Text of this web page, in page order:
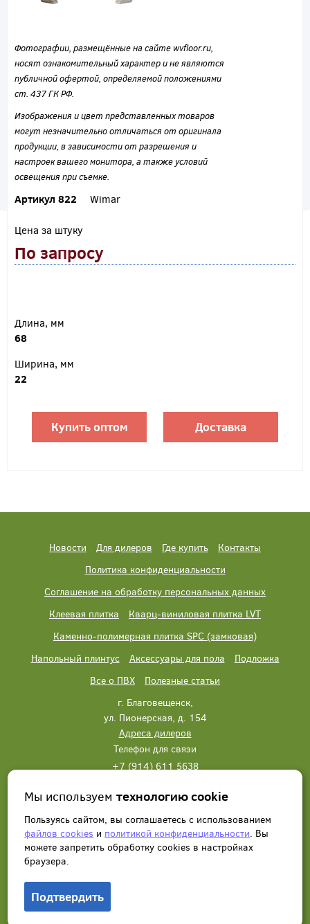
Фотографии, размещённые на сайте wvfloor.ru,
носят ознакомительный характер и не являются
публичной офертой, определяемой положениями
ст. 437 ГК РФ.
Изображения и цвет представленных товаров
могут незначительно отличаться от оригинала
продукции, в зависимости от разрешения и
настроек вашего монитора, а также условий
освещения при съемке.
Артикул 822 Wimar
Цена за штуку
По запросу
Длина, мм
68
Ширина, мм
22
Купить оптом Доставка
Новости Для дилеров Где купить
Контакты
Политика конфиденциальности
Соглашение на обработку персональных данных
Клеевая плитка
Кварц-виниловая плитка LVT
Каменно-полимерная плитка SPC (замковая)
Напольный плинтус
Аксессуары для пола
Подложка
Все о ПВХ
Полезные статьи
г. Благовещенск,
ул. Пионерская, д. 154
Адреса дилеров
Телефон для связи
+7 (914) 611 5638
Написать нам Заказать звонок
Мы используемтехнологию cookie
Пользуясь сайтом, вы соглашаетесь с использованием
файлов cookies и политикой конфиденциальности. Вы
можете запретить обработку сookies в настройках
браузера.
Подтвердить